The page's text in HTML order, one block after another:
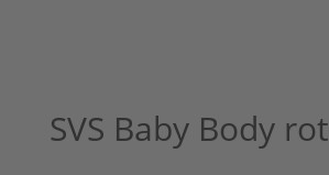
SVS Baby Body rot